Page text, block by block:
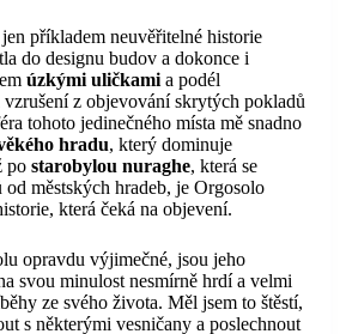
příkladem neuvěřitelné historie
do designu budov a dokonce i
úzkými uličkami a podél
vzrušení z objevování skrytých pokladů
tohoto jedinečného místa mě snadno
hradu, který dominuje
po starobylou nuraghe, která se
městských hradeb, je Orgosolo
která čeká na objevení.
opravdu výjimečné, jsou jeho
svou minulost nesmírně hrdí a velmi
ze svého života. Měl jsem to štěstí,
s některými vesničany a poslechnout